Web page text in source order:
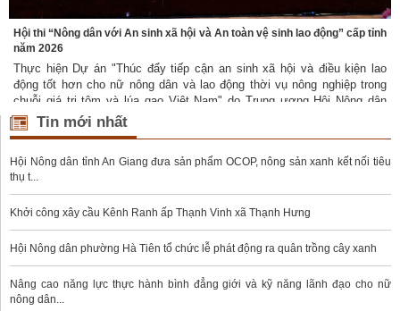
Hội thi “Nông dân với An sinh xã hội và An toàn vệ sinh lao động” cấp tỉnh
năm 2026
Thực hiện Dự án "Thúc đẩy tiếp cận an sinh xã hội và điều kiện lao
động tốt hơn cho nữ nông dân và lao động thời vụ nông nghiệp trong
chuỗi giá trị tôm và lúa gạo Việt Nam" do Trung ương Hội Nông dân
Việt Nam thực hiện, tổ chức Oxfam tại Việt Nam tài trợ.
Tin mới nhất
Hội Nông dân tỉnh An Giang đưa sản phẩm OCOP, nông sản xanh kết nối tiêu
thụ t...
Khởi công xây cầu Kênh Ranh ấp Thạnh Vinh xã Thạnh Hưng
Hội Nông dân phường Hà Tiên tổ chức lễ phát động ra quân trồng cây xanh
Nâng cao năng lực thực hành bình đẳng giới và kỹ năng lãnh đạo cho nữ
nông dân...